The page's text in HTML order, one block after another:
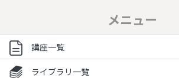
メニュー
講座一覧
ライブラリ一覧